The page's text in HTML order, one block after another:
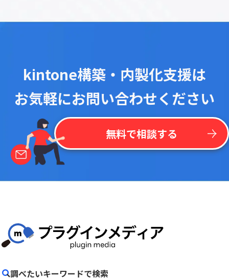
kintone構築・内製化支援は
お気軽にお問い合わせください
無料で相談する
調べたいキーワードで検索